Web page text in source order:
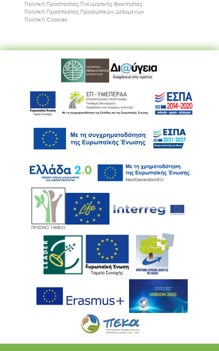
Ακολουθήστε μας
Πολιτική Προστασίας Πνευματικής Ιδιοκτησίας
Πολιτική Προστασίας Προσωπικών Δεδομένων
Πολιτική Cookies